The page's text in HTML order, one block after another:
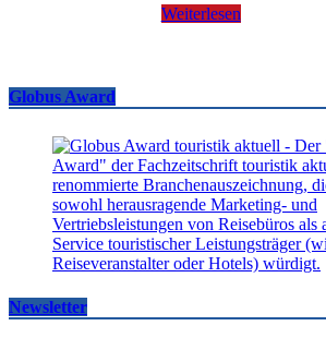
Weiterlesen
Globus Award
Newsletter